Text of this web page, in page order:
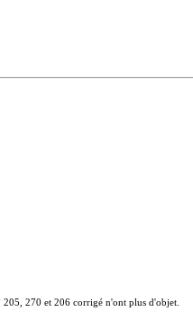
205, 270 et 206 corrigé n'ont plus d'objet.